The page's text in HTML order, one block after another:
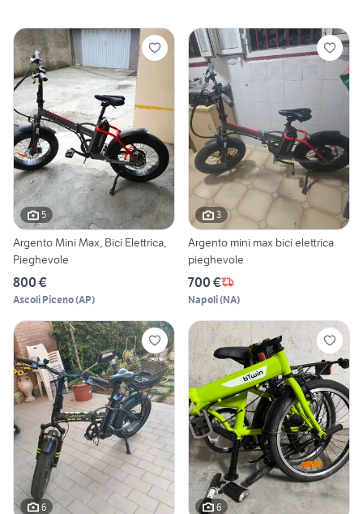
5
Argento Mini Max, Bici Elettrica,
Pieghevole
800 €
Ascoli Piceno(AP)
3
Argento mini max bici elettrica
pieghevole
700 €
Napoli(NA)
6 6